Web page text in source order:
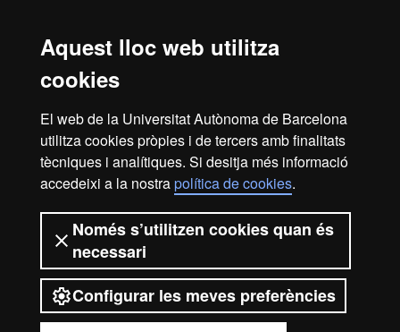
Aquest lloc web utilitza
cookies
El web de la Universitat Autònoma de Barcelona
utilitza cookies pròpies i de tercers amb finalitats
tècniques i analítiques. Si desitja més informació
accedeixi a la nostrapolítica de cookies.
Només s’utilitzen cookies quan és
necessari
Configurar les meves preferències
Programes de mobilitat i intercanvi
l’Estudiant.
Programes de mobilitat i intercanvi de la UAB
Avís legal Protecció de dades
Sobre el web
Accessibilitat web
2026 Universitat Autònoma de